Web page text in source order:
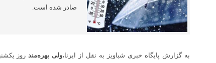
صادر شده است.
به گزارش پایگاه خبری شباویز به نقل از ایرنا،ولی بهره‌مندروز